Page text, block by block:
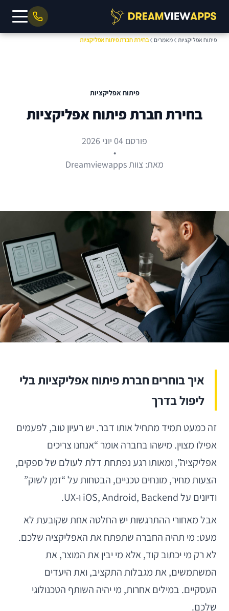
פיתוח אפליקציות מאמרים בחירת חברת פיתוח אפליקציות
פיתוח אפליקציות
בחירת חברת פיתוח אפליקציות
פורסם 04 יוני 2026
•
מאת: צוות Dreamviewapps
איך בוחרים חברת פיתוח אפליקציות בלי
ליפול בדרך
זה כמעט תמיד מתחיל אותו דבר. יש רעיון טוב, לפעמים
אפילו מצוין. מישהו בחברה אומר “אנחנו צריכים
אפליקציה”, ומאותו רגע נפתחת דלת לעולם של ספקים,
הצעות מחיר, מונחים טכניים, הבטחות על “זמן לשוק”
ודיונים על iOS, Android, Backend ו-UX.
אבל מאחורי ההתרגשות יש החלטה אחת שקובעת לא
מעט: מי תהיה החברה שתפתח את האפליקציה שלכם.
לא רק מי יכתוב קוד, אלא מי יבין את המוצר, את
המשתמשים, את מגבלות התקציב, ואת היעדים
העסקיים. במילים אחרות, מי יהיה השותף הטכנולוגי
שלכם.